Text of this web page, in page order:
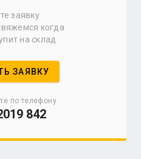
заявку
когда
на склад
ЗАЯВКУ
по телефону
842